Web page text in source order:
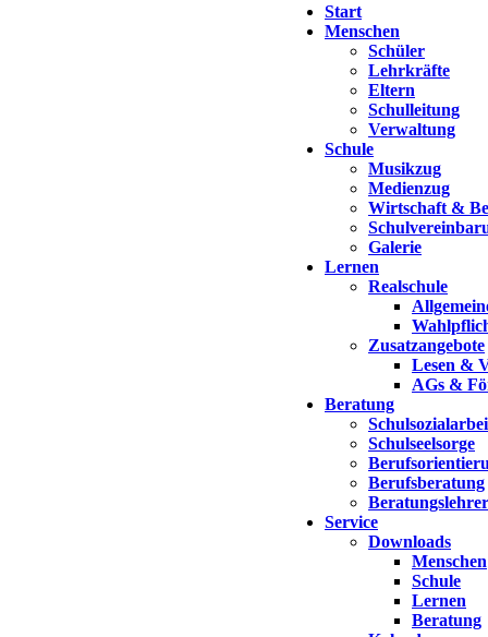
Start
Menschen
Schüler
Lehrkräfte
Eltern
Schulleitung
Verwaltung
Schule
Musikzug
Medienzug
Wirtschaft &
Galerie
Lernen
Realschule
Zusatzangebote
Lesen &
AGs &
Beratung
Schulseelsorge
Berufsberatung
Beratungslehrer
Service
Downloads
Menschen
Schule
Lernen
Beratung